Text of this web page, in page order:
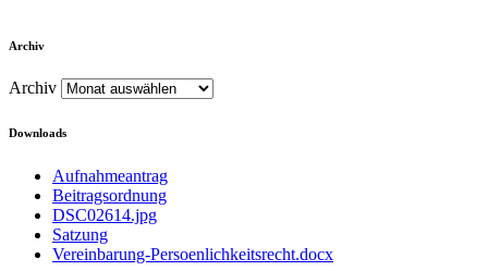
Archiv
Archiv
Downloads
Aufnahmeantrag
Beitragsordnung
DSC02614.jpg
Satzung
Vereinbarung-Persoenlichkeitsrecht.docx